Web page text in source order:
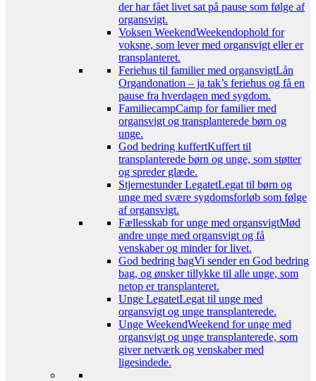
der har fået livet sat på pause som følge af
organsvigt.
Voksen WeekendWeekendophold for
voksne, som lever med organsvigt eller er
transplanteret.
Feriehus til familier med organsvigtLån
Organdonation – ja tak’s feriehus og få en
pause fra hverdagen med sygdom.
FamiliecampCamp for familier med
organsvigt og transplanterede børn og
unge.
God bedring kuffertKuffert til
transplanterede børn og unge, som støtter
og spreder glæde.
Stjernestunder LegatetLegat til børn og
unge med svære sygdomsforløb som følge
af organsvigt.
Fællesskab for unge med organsvigtMød
andre unge med organsvigt og få
venskaber og minder for livet.
God bedring bagVi sender en God bedring
bag, og ønsker tillykke til alle unge, som
netop er transplanteret.
Unge LegatetLegat til unge med
organsvigt og unge transplanterede.
Unge WeekendWeekend for unge med
organsvigt og unge transplanterede, som
giver netværk og venskaber med
ligesindede.